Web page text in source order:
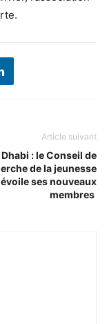
Article suivant
: le Conseil de
de la jeunesse
ses nouveaux
membres